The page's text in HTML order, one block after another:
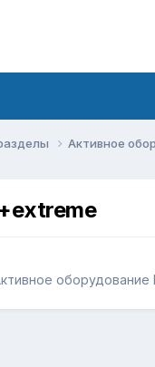
Активное
оборудование